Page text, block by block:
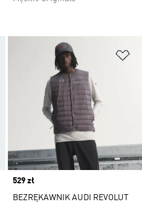
Dodaj do listy życzeń
Price
529 zł
BEZRĘKAWNIK AUDI REVOLUT